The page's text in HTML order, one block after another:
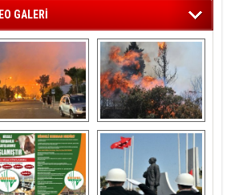
GALERİ
‘da  otluk
alanda çıkan
yangın evlere
sıçramadan
söndürüldü
Aliağa'nın Ciğerleri